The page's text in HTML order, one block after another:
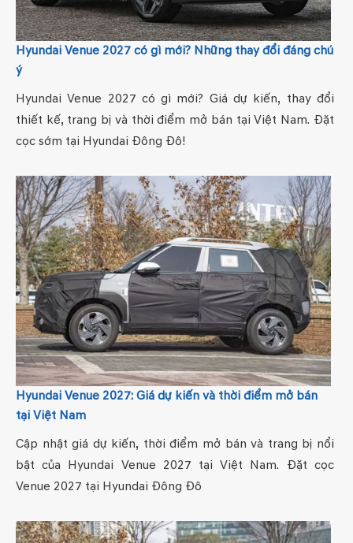
Hyundai Venue 2027 có gì mới? Những thay đổi đáng chú
ý
Hyundai Venue 2027 có gì mới? Giá dự kiến, thay đổi
thiết kế, trang bị và thời điểm mở bán tại Việt Nam. Đặt
cọc sớm tại Hyundai Đông Đô!
Hyundai Venue 2027: Giá dự kiến và thời điểm mở bán
tại Việt Nam
Cập nhật giá dự kiến, thời điểm mở bán và trang bị nổi
bật của Hyundai Venue 2027 tại Việt Nam. Đặt cọc
Venue 2027 tại Hyundai Đông Đô